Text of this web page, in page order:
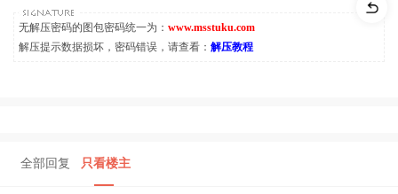
无解压密码的图包密码统一为： www.msstuku.com
解压提示数据损坏，密码错误，请查看： 解压教程
全部回复 只看楼主